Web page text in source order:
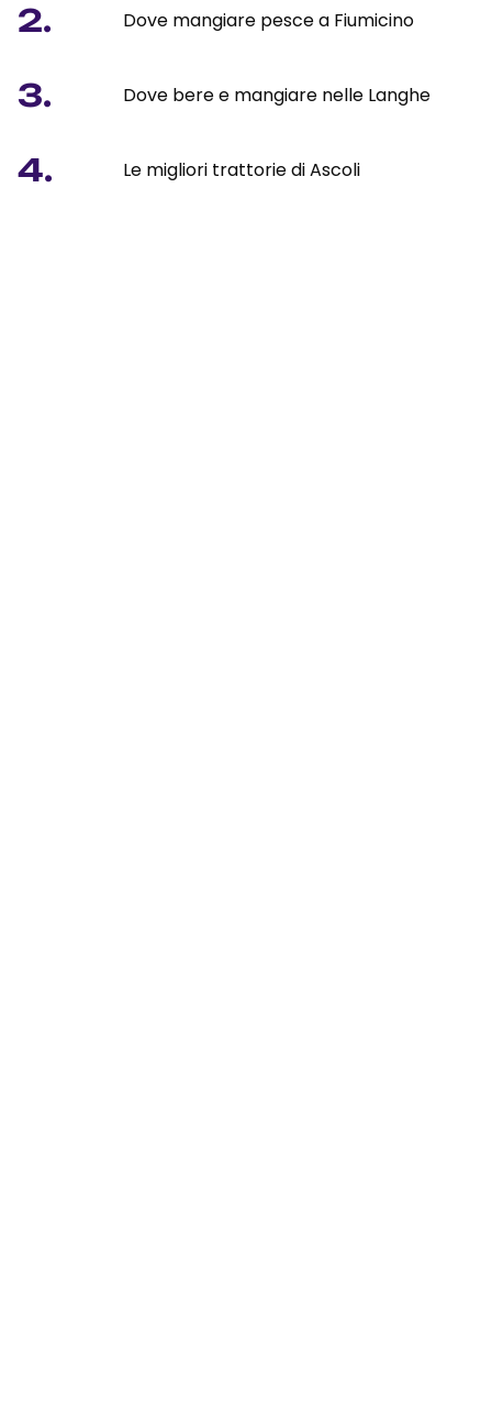
2. Dove mangiare pesce a Fiumicino
3. Dove bere e mangiare nelle Langhe
4. Le migliori trattorie di Ascoli